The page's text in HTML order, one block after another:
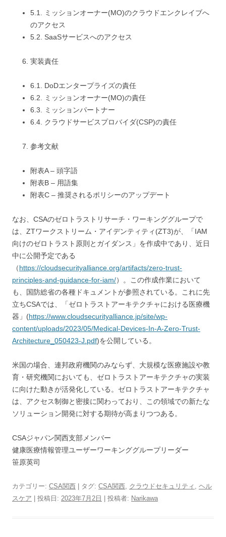
5.1. ミッションオーナー(MO)のクラウドエンクレイブへ
のアクセス
5.2. SaaSサービスへのアクセス
実装責任
6.1. DoDエンタープライズの責任
6.2. ミッションオーナー(MO)の責任
6.3. ミッションパートナー
6.4. クラウドサービスプロバイダ(CSP)の責任
参考文献
附表A – 頭字語
附表B – 用語集
附表C – 推奨されるポリシーのアップデート
なお、CSAのゼロトラストリサーチ・ワーキンググループで
は、ZTワークストリーム・アイデンティティ(ZT3)が、「IAM
向けのゼロトラスト原則とガイダンス」を作成中であり、近日
中に公開予定である
（https://cloudsecurityalliance.org/artifacts/zero-trust-
principles-and-guidance-for-iam/）。この作成作業において
も、国防総省の各種ドキュメントが参照されている。これに先
立ちCSAでは、「ゼロトラストアーキテクチャにおける医療機
器」(https://www.cloudsecurityalliance.jp/site/wp-
content/uploads/2023/05/Medical-Devices-In-A-Zero-Trust-
Architecture_050423-J.pdf)を公開している。
米国の場合、連邦政府機関のみならず、大規模な医療施設や教
育・研究機関においても、ゼロトラストアーキテクチャの実装
に向けた動きが活発化している。ゼロトラストアーキテクチャ
は、アクセス制御と密接に関わっており、この領域での新たな
ソリューション開発に対する期待が高まりつつある。
CSAジャパン関西支部メンバー
健康医療情報管理ユーザーワーキンググループリーダー
笹原英司
カテゴリー: CSA関西 | タグ: CSA関西 クラウドセキュリティ
ヘル
スケア | 投稿日: 2023年7月2日 | 投稿者: Narikawa